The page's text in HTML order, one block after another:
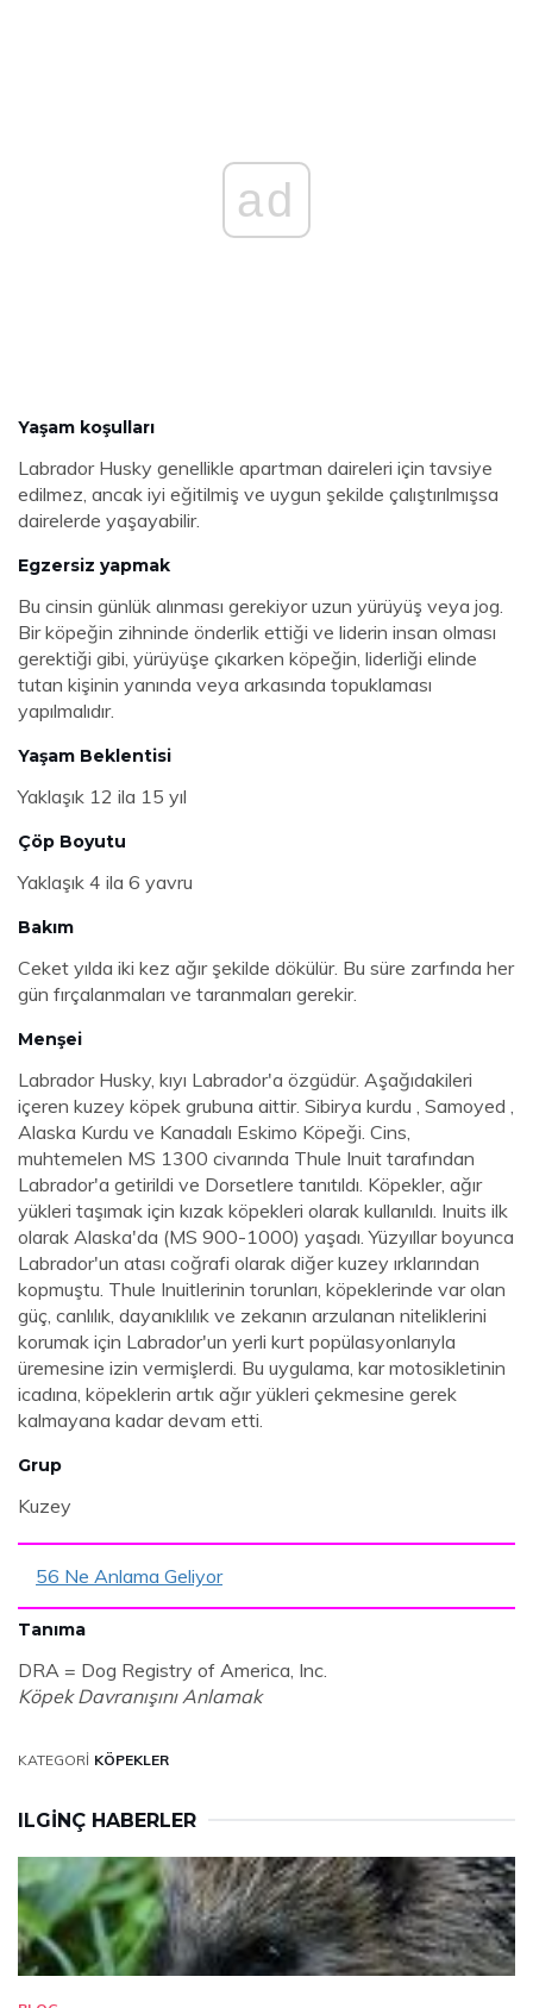
ad
Yaşam koşulları
Labrador Husky genellikle apartman daireleri için tavsiye
edilmez, ancak iyi eğitilmiş ve uygun şekilde çalıştırılmışsa
dairelerde yaşayabilir.
Egzersiz yapmak
Bu cinsin günlük alınması gerekiyor uzun yürüyüş veya jog.
Bir köpeğin zihninde önderlik ettiği ve liderin insan olması
gerektiği gibi, yürüyüşe çıkarken köpeğin, liderliği elinde
tutan kişinin yanında veya arkasında topuklaması
yapılmalıdır.
Yaşam Beklentisi
Yaklaşık 12 ila 15 yıl
Çöp Boyutu
Yaklaşık 4 ila 6 yavru
Bakım
Ceket yılda iki kez ağır şekilde dökülür. Bu süre zarfında her
gün fırçalanmaları ve taranmaları gerekir.
Menşei
Labrador Husky, kıyı Labrador'a özgüdür. Aşağıdakileri
içeren kuzey köpek grubuna aittir. Sibirya kurdu , Samoyed ,
Alaska Kurdu ve Kanadalı Eskimo Köpeği. Cins,
muhtemelen MS 1300 civarında Thule Inuit tarafından
Labrador'a getirildi ve Dorsetlere tanıtıldı. Köpekler, ağır
yükleri taşımak için kızak köpekleri olarak kullanıldı. Inuits ilk
olarak Alaska'da (MS 900-1000) yaşadı. Yüzyıllar boyunca
Labrador'un atası coğrafi olarak diğer kuzey ırklarından
kopmuştu. Thule Inuitlerinin torunları, köpeklerinde var olan
güç, canlılık, dayanıklılık ve zekanın arzulanan niteliklerini
korumak için Labrador'un yerli kurt popülasyonlarıyla
üremesine izin vermişlerdi. Bu uygulama, kar motosikletinin
icadına, köpeklerin artık ağır yükleri çekmesine gerek
kalmayana kadar devam etti.
Grup
Kuzey
56 Ne Anlama Geliyor
Tanıma
DRA = Dog Registry of America, Inc.
Köpek Davranışını Anlamak
KATEGORI KÖPEKLER
ILGINÇ HABERLER